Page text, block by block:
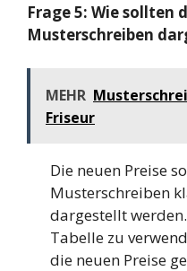
Frage 5: Wie sollten
Musterschreiben
MEHR
Friseur
Die neuen Preise
Musterschreiben
dargestellt
Tabelle zu
die neuen Preise